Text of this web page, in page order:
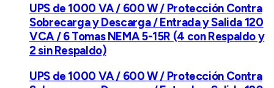
UPS de 1000 VA / 600 W / Protección Contra
Sobrecarga y Descarga / Entrada y Salida 120
VCA / 6 Tomas NEMA 5-15R (4 con Respaldo y
2 sin Respaldo)
UPS de 1000 VA / 600 W / Protección Contra